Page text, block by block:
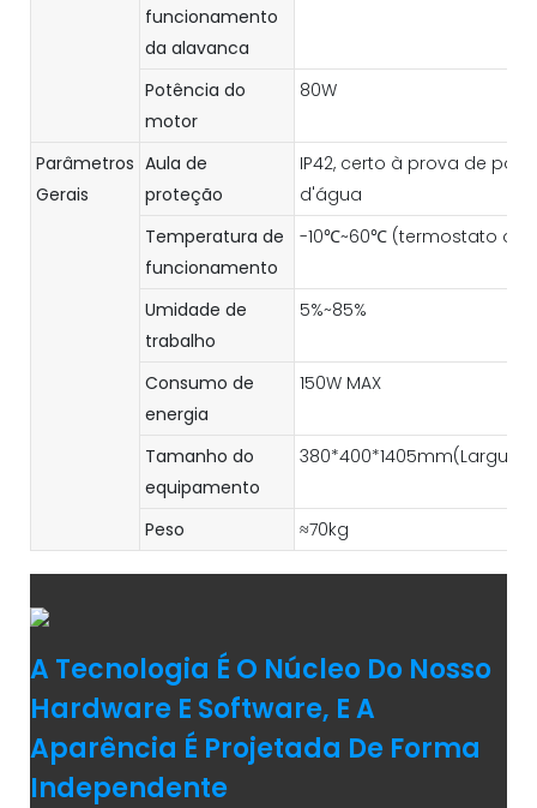
funcionamento
da alavanca
Potência do
motor
80W
Parâmetros
Gerais
Aula de
proteção
IP42, certo à prova de
d'água
Temperatura de
funcionamento
-10℃~60℃ (termostato
Umidade de
trabalho
5%~85%
Consumo de
energia
150W MAX
Tamanho do
equipamento
Peso ≈70kg
A Tecnologia É O Núcleo Do Nosso
Hardware E Software, E A
Aparência É Projetada De Forma
Independente